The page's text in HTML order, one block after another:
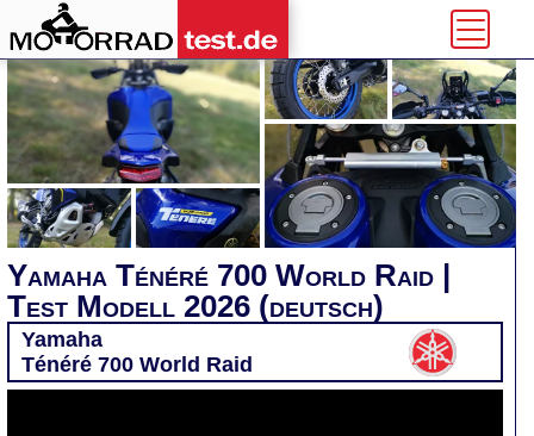
Yamaha Ténéré 700 World Raid |
Test Modell 2026 (deutsch)
Yamaha
Ténéré 700 World Raid